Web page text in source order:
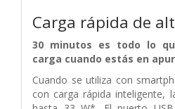
Carga rápida de
30 minutos es todo lo
carga cuando estás en
Cuando se utiliza con
con carga rápida inteligente,